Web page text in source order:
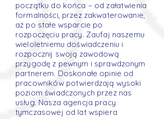
początku do końca – od załatwienia
formalności, przez zakwaterowanie,
aż po stałe wsparcie po
rozpoczęciu pracy. Zaufaj naszemu
wieloletniemu doświadczeniu i
rozpocznij swoją zawodową
przygodę z pewnym i sprawdzonym
partnerem. Doskonałe opinie od
pracowników potwierdzają wysoki
poziom świadczonych przez nas
usług. Nasza agencja pracy
tymczasowej od lat wspiera